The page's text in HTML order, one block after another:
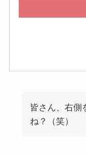
皆さん、右側
ね？（笑）